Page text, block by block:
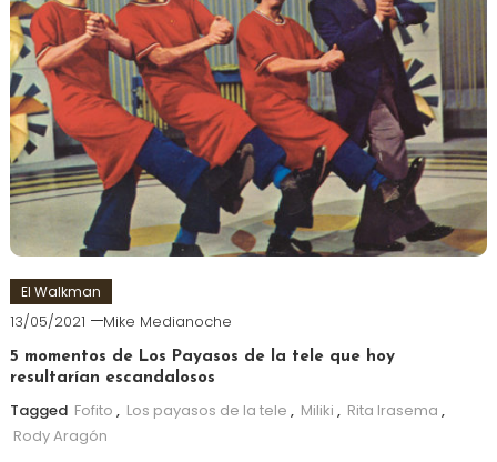
El Walkman
13/05/2021 Mike Medianoche
5 momentos de Los Payasos de la tele que hoy
resultarían escandalosos
Tagged Fofito , Los payasos de la tele , Miliki , Rita Irasema ,
Rody Aragón